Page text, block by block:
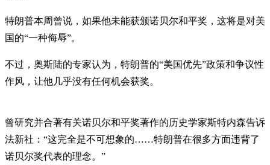
特朗普本周曾说，如果他未能获颁诺贝尔和平奖，这将是对美
国的“一种侮辱”。
不过，奥斯陆的专家认为，特朗普的“美国优先”政策和争议性
作风，让他几乎没有任何机会获奖。
曾研究并合著有关诺贝尔和平奖著作的历史学家斯特内森告诉
法新社：“这完全是不可想象的……特朗普在很多方面违背了
诺贝尔奖代表的理念。”